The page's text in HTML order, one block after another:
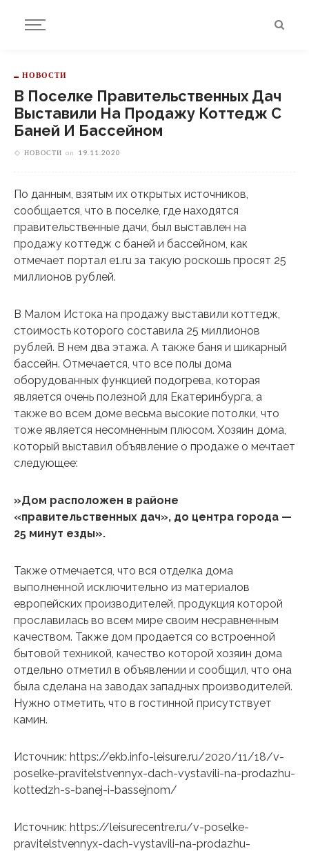
НОВОСТИ
В Поселке Правительственных Дач
Выставили На Продажу Коттедж С
Баней И Бассейном
НОВОСТИ on 19.11.2020
По данным, взятым их открытых источников,
сообщается, что в поселке, где находятся
правительственные дачи, был выставлен на
продажу коттедж с баней и бассейном, как
отмечает портал e1.ru за такую роскошь просят 25
миллионов рублей.
В Малом Истока на продажу выставили коттедж,
стоимость которого составила 25 миллионов
рублей. В нем два этажа. А также баня и шикарный
бассейн. Отмечается, что все полы дома
оборудованных функцией подогрева, которая
является очень полезной для Екатеринбурга, а
также во всем доме весьма высокие потолки, что
тоже является несомненным плюсом. Хозяин дома,
который выставил объявление о продаже о мечтает
следующее:
»Дом расположен в районе
«правительственных дач», до центра города —
25 минут езды».
Также отмечается, что вся отделка дома
выполненной исключительно из материалов
европейских производителей, продукция которой
прославилась во всем мире своим несравненным
качеством. Также дом продается со встроенной
бытовой техникой, качество которой хозяин дома
отдельно отметил в объявлении и сообщил, что она
была сделана на заводах западных производителей.
Нужно отметить, что в гостинной присутствует
камин.
Источник: https://ekb.info-leisure.ru/2020/11/18/v-
poselke-pravitelstvennyx-dach-vystavili-na-prodazhu-
kottedzh-s-banej-i-bassejnom/
Источник: https://leisurecentre.ru/v-poselke-
pravitelstvennyx-dach-vystavili-na-prodazhu-